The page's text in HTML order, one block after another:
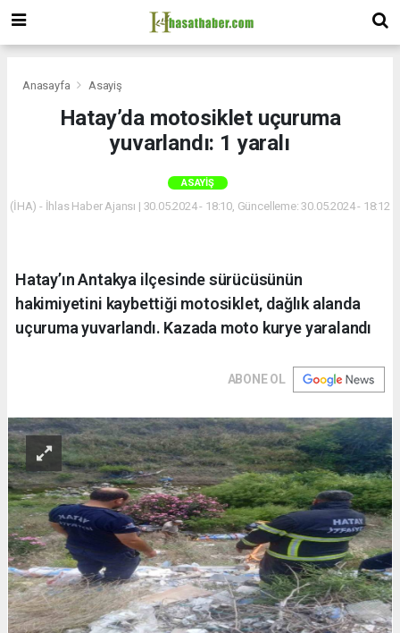
Anasayfa Asayiş
Hatay’da motosiklet uçuruma
yuvarlandı: 1 yaralı
ASAYIŞ
(İHA) - İhlas Haber Ajansı | 30.05.2024 - 18:10, Güncelleme: 30.05.2024 - 18:12
Hatay’ın Antakya ilçesinde sürücüsünün
hakimiyetini kaybettiği motosiklet, dağlık alanda
uçuruma yuvarlandı. Kazada moto kurye yaralandı
ABONE OL